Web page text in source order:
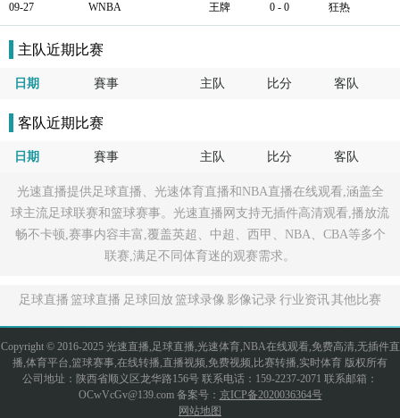
09-27 WNBA 王牌 0 - 0 狂热
主队近期比赛
日期 賽事 主队 比分 客队
客队近期比赛
日期 賽事 主队 比分 客队
光速直播提供足球直播、光速体育直播和NBA直播在线观看,涵盖全
球主流足球联赛和篮球赛事。光速直播网支持无插件高清观看,播放流
畅不卡顿,赛事内容丰富,覆盖英超、中超、西甲、NBA、CBA等多个
联赛,满足不同体育迷的观赛需求。
足球直播 篮球直播 足球回放 篮球录像 影像记录 行业资讯其他比赛
Copyright © 2016-2025 光速直播,足球直播,光速体育,NBA在线观看,免费高清,无插件直
播,体育平台,篮球赛事,在线转播,直播视频,免费视频,比赛转播,实时体育 版权所有
公司地址：陕西省顺义区龙华路156号 联系电话：159-2237-2071 联系邮箱：
OCwVcGv@139.com 备案号： 京ICP备2020036364号
网站地图